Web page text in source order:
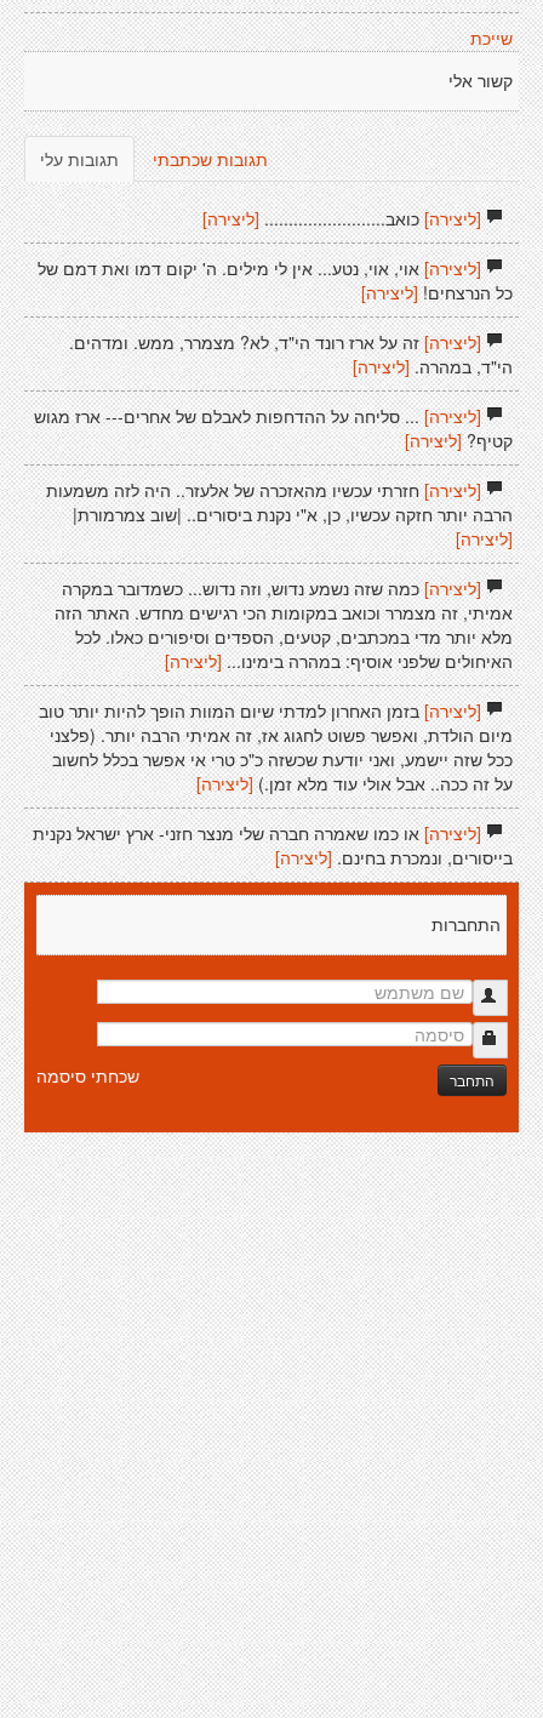
שייכת
קשור אלי
תגובות עלי תגובות שכתבתי
[ליצירה]כואב......................... [ליצירה]
[ליצירה]אוי, אוי, נטע... אין לי מילים. ה' יקום דמו ואת דמם של
כל הנרצחים! [ליצירה]
[ליצירה]זה על ארז רונד הי"ד, לא? מצמרר, ממש. ומדהים.
הי"ד, במהרה.[ליצירה]
[ליצירה]... סליחה על ההדחפות לאבלם של אחרים--- ארז מגוש
קטיף? [ליצירה]
[ליצירה]חזרתי עכשיו מהאזכרה של אלעזר.. היה לזה משמעות
הרבה יותר חזקה עכשיו, כן, א"י נקנת ביסורים.. |שוב צמרמורת|
[ליצירה]
[ליצירה]כמה שזה נשמע נדוש, וזה נדוש... כשמדובר במקרה
אמיתי, זה מצמרר וכואב במקומות הכי רגישים מחדש. האתר הזה
מלא יותר מדי במכתבים, קטעים, הספדים וסיפורים כאלו. לכל
האיחולים שלפני אוסיף: במהרה בימינו... [ליצירה]
[ליצירה]בזמן האחרון למדתי שיום המוות הופך להיות יותר טוב
מיום הולדת, ואפשר פשוט לחגוג אז, זה אמיתי הרבה יותר. (פלצני
ככל שזה יישמע, ואני יודעת שכשזה כ"כ טרי אי אפשר בכלל לחשוב
על זה ככה.. אבל אולי עוד מלא זמן.) [ליצירה]
[ליצירה]או כמו שאמרה חברה שלי מנצר חזני- ארץ ישראל נקנית
בייסורים, ונמכרת בחינם. [ליצירה]
התחברות
התחבר שכחתי סיסמה